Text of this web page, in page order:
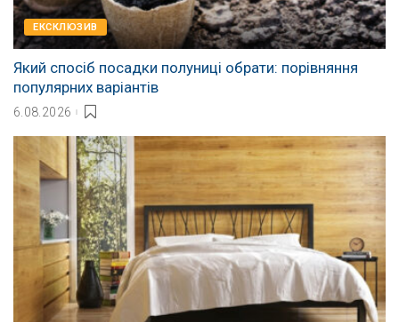
EКСКЛЮЗИВ
Який спосіб посадки полуниці обрати: порівняння
популярних варіантів
6.08.2026